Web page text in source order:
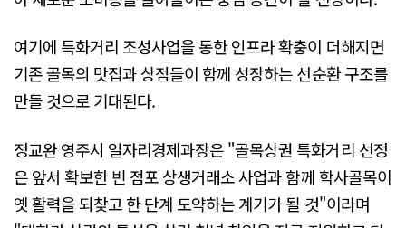
여기에 특화거리 조성사업을 통한 인프라 확충이 더해지면
기존 골목의 맛집과 상점들이 함께 성장하는 선순환 구조를
만들 것으로 기대된다.
정교완 영주시 일자리경제과장은 "골목상권 특화거리 선정
은 앞서 확보한 빈 점포 상생거래소 사업과 함께 학사골목이
옛 활력을 되찾고 한 단계 도약하는 계기가 될 것"이라며